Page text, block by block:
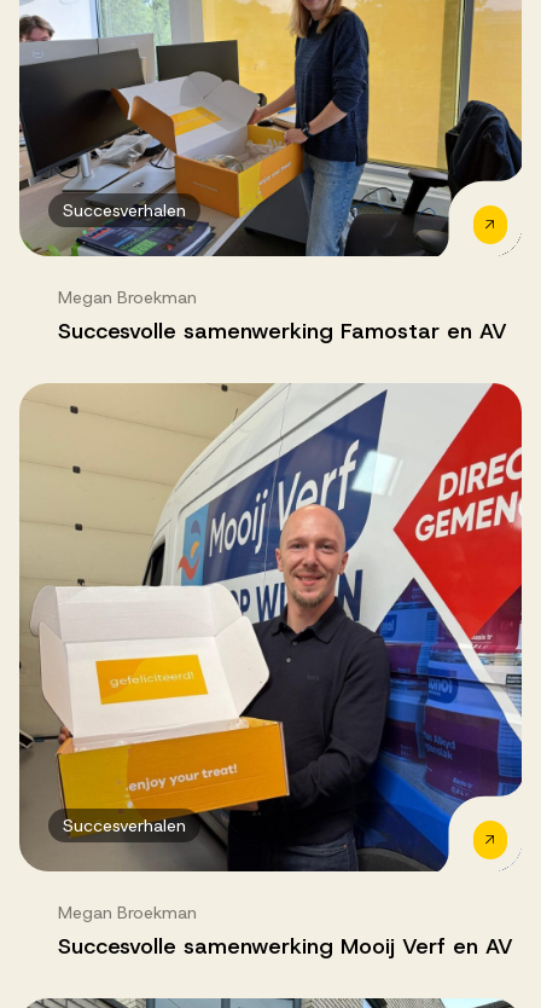
Succesverhalen
Megan Broekman
Succesvolle samenwerking Famostar en AV
Succesverhalen
Megan Broekman
Succesvolle samenwerking Mooij Verf en AV